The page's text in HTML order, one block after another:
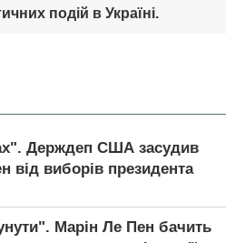
Держдеп США засудив
від виборів президента
Марін Ле Пен бачить
подій в Україні.